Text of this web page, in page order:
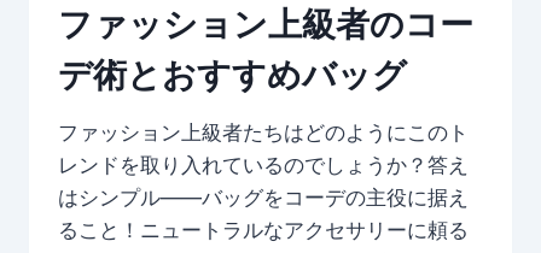
ファッション上級者のコー
デ術とおすすめバッグ
ファッション上級者たちはどのようにこのト
レンドを取り入れているのでしょうか？答え
はシンプル——バッグをコーデの主役に据え
ること！ニュートラルなアクセサリーに頼る